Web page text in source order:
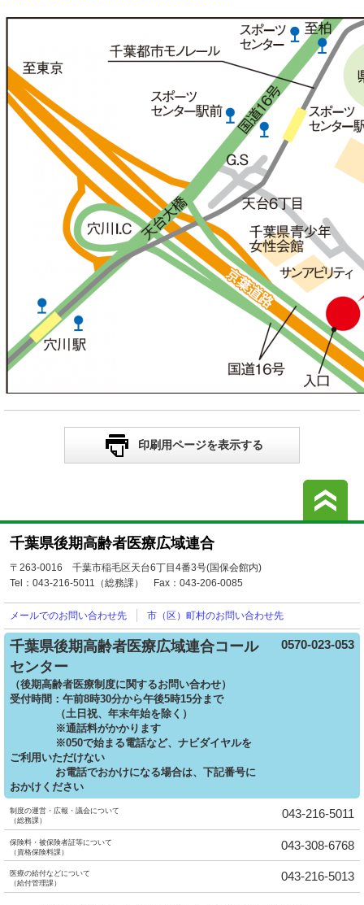
印刷用ページを表示する
千葉県後期高齢者医療広域連合
〒263-0016 千葉市稲毛区天台6丁目4番3号(国保会館内)
Tel：043-216-5011（総務課）
Fax：043-206-0085
メールでのお問い合わせ先 市（区）町村のお問い合わせ先
千葉県後期高齢者医療広域連合コール
センター
（後期高齢者医療制度に関するお問い合わせ）
受付時間：午前8時30分から午後5時15分まで
（土日祝、年末年始を除く）
※通話料がかかります
※050で始まる電話など、ナビダイヤルを
ご利用いただけない
お電話でおかけになる場合は、下記番号に
おかけください
0570-023-053
制度の運営・広報・議会について
（総務課）
043-216-5011
保険料・被保険者証等について
（資格保険料課）
043-308-6768
医療の給付などについて
（給付管理課）
043-216-5013